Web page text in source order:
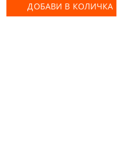
ДОБАВИ В КОЛИЧКА